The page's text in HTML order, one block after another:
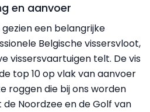
en aanvoer
een belangrijke
Belgische vissersvloot,
vissersvaartuigen telt. De vis
top 10 op vlak van aanvoer
roggen die bij ons worden
Noordzee en de Golf van